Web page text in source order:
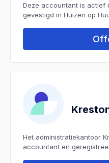
Deze accountant is actief
gevestigd in Huizen op
Het administratiekantoor
accountant en